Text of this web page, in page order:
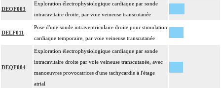
DEQF003
Exploration électrophysiologique cardiaque par sonde
intracavitaire droite, par voie veineuse transcutanée
DELF011
Pose d'une sonde intraventriculaire droite pour stimulation
cardiaque temporaire, par voie veineuse transcutanée
DEQF004
Exploration électrophysiologique cardiaque par sonde
intracavitaire droite par voie veineuse transcutanée, avec
manoeuvres provocatrices d'une tachycardie à l'étage
atrial